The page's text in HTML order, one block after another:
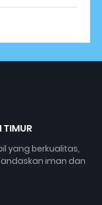
TIMUR
yang berkualitas,
iman dan